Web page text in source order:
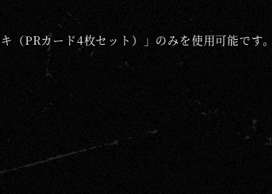
（PRカード4枚セット）」のみを使用可能です